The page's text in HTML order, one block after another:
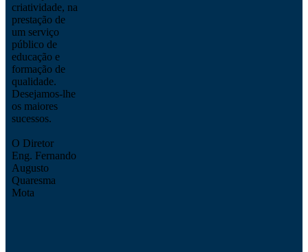
criatividade, na
prestação de
um serviço
público de
educação e
formação de
qualidade.
Desejamos-lhe
os maiores
sucessos.
O Diretor
Eng. Fernando
Augusto
Quaresma
Mota